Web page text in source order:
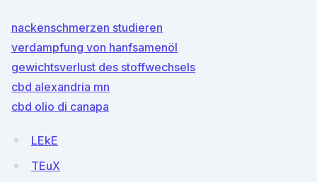
nackenschmerzen studieren
verdampfung von hanfsamenöl
gewichtsverlust des stoffwechsels
cbd alexandria mn
cbd olio di canapa
LEkE
TEuX